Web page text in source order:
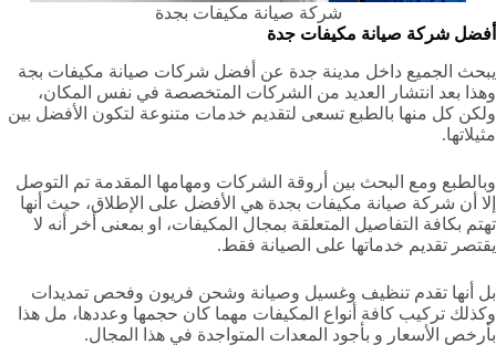
شركة صيانة مكيفات بجدة
أفضل شركة صيانة مكيفات جدة
يبحث الجميع داخل مدينة جدة عن أفضل شركات صيانة مكيفات بجة
وهذا بعد انتشار العديد من الشركات المتخصصة في نفس المكان،
ولكن كل منها بالطبع تسعى لتقديم خدمات متنوعة لتكون الأفضل بين
مثيلاتها.
وبالطبع ومع البحث بين أروقة الشركات ومهامها المقدمة تم التوصل
إلا أن شركة صيانة مكيفات بجدة هي الأفضل على الإطلاق، حيث أنها
تهتم بكافة التفاصيل المتعلقة بمجال المكيفات، او بمعنى أخر أنه لا
يقتصر تقديم خدماتها على الصيانة فقط.
بل أنها تقدم تنظيف وغسيل وصيانة وشحن فريون وفحص تمديدات
وكذلك تركيب كافة أنواع المكيفات مهما كان حجمها وعددها، مل هذا
بأرخص الأسعار و بأجود المعدات المتواجدة في هذا المجال.